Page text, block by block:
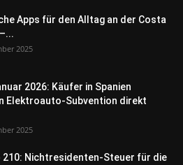
Apps für den Alltag an der Costa
2025
2026: Käufer in Spanien
Elektroauto-Subvention direkt
2025
210: Nichtresidenten-Steuer für die